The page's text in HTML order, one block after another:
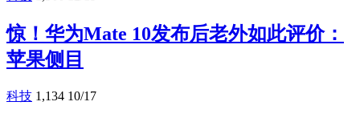
惊！华为Mate 10发布后老外如此评价：
苹果侧目
科技 1,134 10/17